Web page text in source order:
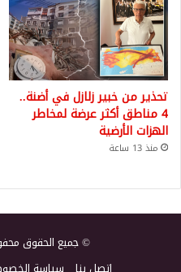
تحذير من خبير زلازل في أضنة..
4 مناطق أكثر عرضة لمخاطر
الهزات الأرضية
منذ 13 ساعة
© جميع الحقوق